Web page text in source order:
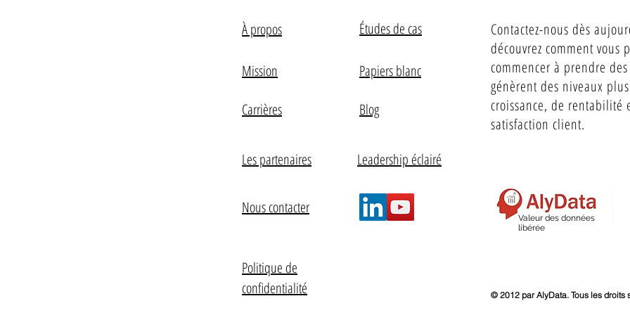
À propos
Mission
Carrières
Les partenaires
Nous contacter
Politique de
confidentialité
Études de cas
Papiers blanc
Blog
Contactez-nous dès
découvrez comment vous
commencer à prendre
génèrent des niveaux
croissance, de rentabilité
satisfaction client.
Leadership éclairé
Valeur des données
libérée
© 2012 par AlyData. Tous les droits